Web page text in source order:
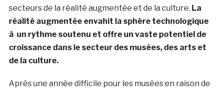
secteurs de la réalité augmentée et de la culture. La
réalité augmentée envahit la sphère technologique
à un rythme soutenu et offre un vaste potentiel de
croissance dans le secteur des musées, des arts et
de la culture.
Après une année difficile pour les musées en raison de